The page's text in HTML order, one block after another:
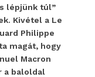
lépjünk túl”
Kivétel a Le
Philippe
magát, hogy
Macron
a baloldal